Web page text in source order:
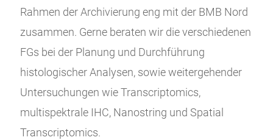
Rahmen der Archivierung eng mit der BMB Nord
zusammen. Gerne beraten wir die verschiedenen
FGs bei der Planung und Durchführung
histologischer Analysen, sowie weitergehender
Untersuchungen wie Transcriptomics,
multispektrale IHC, Nanostring und Spatial
Transcriptomics.